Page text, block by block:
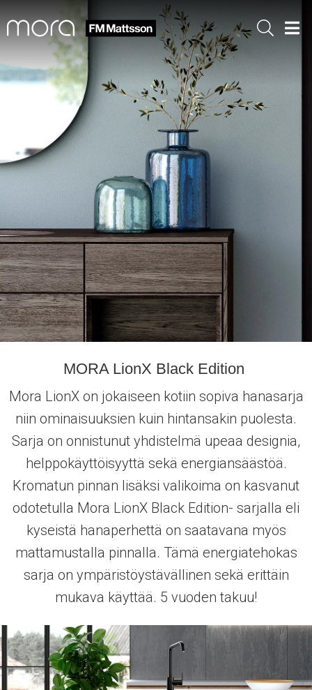
Sök
MORA LionX Black Edition
Mora LionX on jokaiseen kotiin sopiva hanasarja
niin ominaisuuksien kuin hintansakin puolesta.
Sarja on onnistunut yhdistelmä upeaa designia,
helppokäyttöisyyttä sekä energiansäästöä.
Kromatun pinnan lisäksi valikoima on kasvanut
odotetulla Mora LionX Black Edition- sarjalla eli
kyseistä hanaperhettä on saatavana myös
mattamustalla pinnalla. Tämä energiatehokas
sarja on ympäristöystävällinen sekä erittäin
mukava käyttää. 5 vuoden takuu!